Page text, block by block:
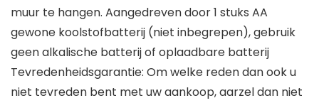
muur te hangen. Aangedreven door 1 stuks AA
gewone koolstofbatterij (niet inbegrepen), gebruik
geen alkalische batterij of oplaadbare batterij
Tevredenheidsgarantie: Om welke reden dan ook u
niet tevreden bent met uw aankoop, aarzel dan niet